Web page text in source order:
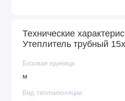
Технические
Утеплитель трубный
Базовая единица
м
Вид теплоизоляции